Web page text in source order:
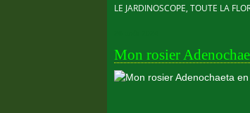
LE JARDINOSCOPE, TOUTE LA
Mon rosier